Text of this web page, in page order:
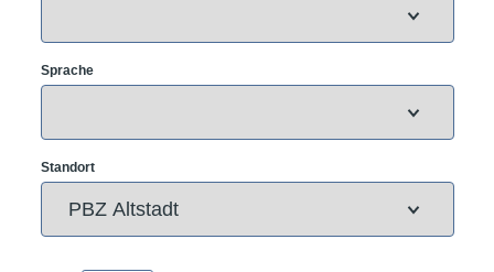
Sprache
Standort